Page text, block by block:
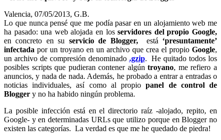
Valencia, 07/05/2013, G.B.
Lo que nunca pensé que me podía pasar en un alojamiento web me
ha pasado: una web alojada en losservidores del propio Google,
en concreto en su servicio de Blogger, está ‘presuntamente’
infectada por un troyano en un archivo que crea el propio Google,
un archivo de compresión denominado .gzip. He quitado todos los
posibles scripts que pudieran contener algúntroyano, me refiero a
anuncios, y nada de nada. Además, he probado a entrar a entradas o
noticias individuales, así como al propiopanel de control de
Blogger y no ha habido ningún problema.
La posible infección está en el directorio raíz -alojado, repito, en
Google- y en determinadas URLs que utilizo porque en Blogger no
existen las categorías. La verdad es que me he quedado de piedra!